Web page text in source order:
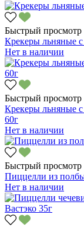
Быстрый просмотр
Крекеры льняные
Нет в наличии
Быстрый просмотр
Крекеры льняные
60г
Нет в наличии
Быстрый просмотр
Пиццелли из
Нет в наличии